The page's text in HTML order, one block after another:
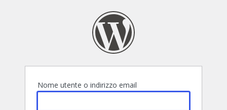
Nome utente o indirizzo email